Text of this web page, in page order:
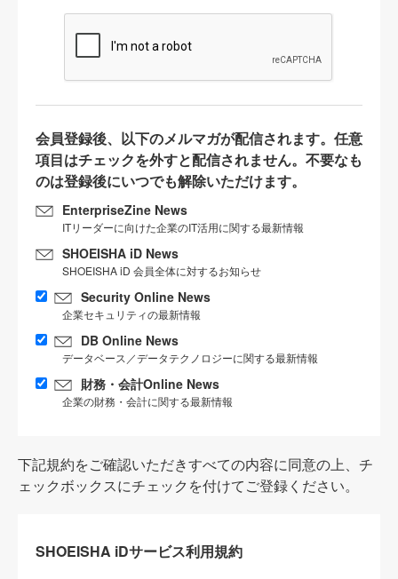
会員登録後、以下のメルマガが配信されます。任意
項目はチェックを外すと配信されません。不要なも
のは登録後にいつでも解除いただけます。
EnterpriseZine News
ITリーダーに向けた企業のIT活用に関する最新情報
SHOEISHA iD News
SHOEISHA iD 会員全体に対するお知らせ
Security Online News
企業セキュリティの最新情報
DB Online News
データベース／データテクノロジーに関する最新情報
財務・会計Online News
企業の財務・会計に関する最新情報
下記規約をご確認いただきすべての内容に同意の上、チ
ェックボックスにチェックを付けてご登録ください。
SHOEISHA iDサービス利用規約